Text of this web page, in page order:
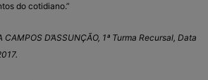
do cotidiano.”
D’ASSUNÇÃO, 1ª Turma Recursal, Data